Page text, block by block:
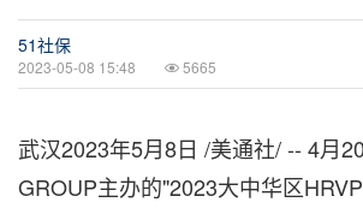
51社保
2023-05-08 15:48 5665
武汉2023年5月8日 /美通社/ -- 4月
GROUP主办的"2023大中华区